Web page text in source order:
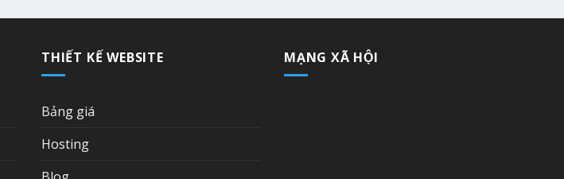
THIẾT KẾ WEBSITE
Bảng giá
Hosting
MẠNG XÃ HỘI